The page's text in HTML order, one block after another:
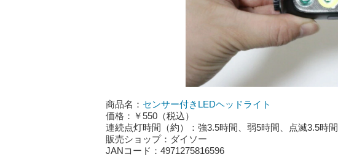
商品名： センサー付きLEDヘッドライト
価格：￥550（税込）
連続点灯時間（約）：強3.5時間、弱5時間、点滅3.5時間
販売ショップ：ダイソー
JANコード：4971275816596